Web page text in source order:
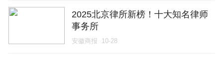
2025北京律所新榜！十大知名律师
事务所
安徽商报 10-28